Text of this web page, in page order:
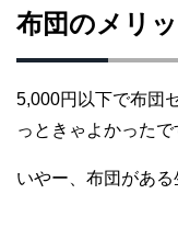
布団のメリ
5,000円以下で布団
っときゃよかったで
いやー、布団がある